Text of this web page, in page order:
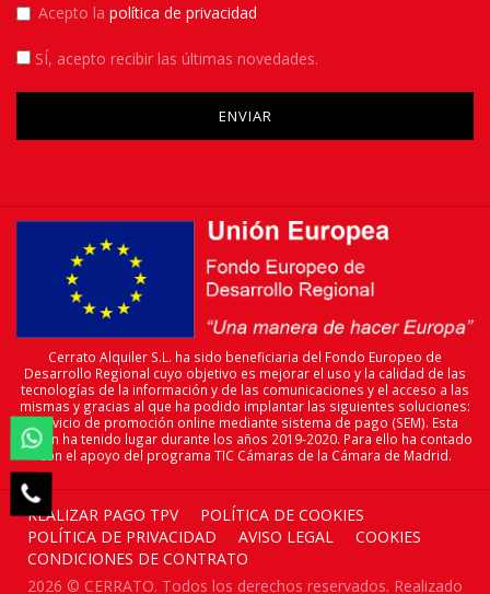


Acepto la política de privacidad
SÍ, acepto recibir las últimas novedades.
Please leave this field empty.
Cerrato Alquiler S.L. ha sido beneficiaria del Fondo Europeo de
Desarrollo Regional cuyo objetivo es mejorar el uso y la calidad de las
tecnologías de la información y de las comunicaciones y el acceso a las
mismas y gracias al que ha podido implantar las siguientes soluciones:
servicio de promoción online mediante sistema de pago (SEM). Esta
acción ha tenido lugar durante los años 2019-2020. Para ello ha contado
con el apoyo del programa TIC Cámaras de la Cámara de Madrid.
REALIZAR PAGO TPV
POLÍTICA DE COOKIES
POLÍTICA DE PRIVACIDAD
AVISO LEGAL
COOKIES
CONDICIONES DE CONTRATO
2026 © CERRATO. Todos los derechos reservados. Realizado